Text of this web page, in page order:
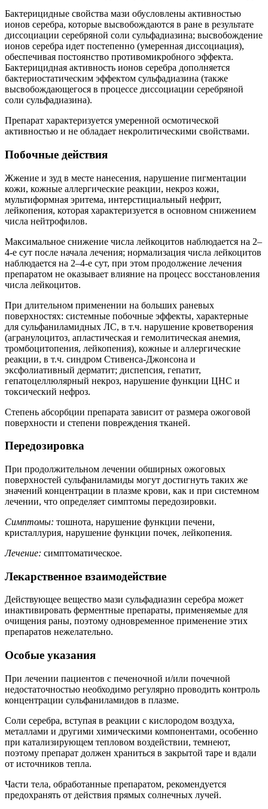
Бактерицидные свойства мази обусловлены активностью
ионов серебра, которые высвобождаются в ране в результате
диссоциации серебряной соли сульфадиазина; высвобождение
ионов серебра идет постепенно (умеренная диссоциация),
обеспечивая постоянство противомикробного эффекта.
Бактерицидная активность ионов серебра дополняется
бактериостатическим эффектом сульфадиазина (также
высвобождающегося в процессе диссоциации серебряной
соли сульфадиазина).
Препарат характеризуется умеренной осмотической
активностью и не обладает некролитическими свойствами.
Побочные действия
Жжение и зуд в месте нанесения, нарушение пигментации
кожи, кожные аллергические реакции, некроз кожи,
мультиформная эритема, интерстициальный нефрит,
лейкопения, которая характеризуется в основном снижением
числа нейтрофилов.
Максимальное снижение числа лейкоцитов наблюдается на 2–
4-е сут после начала лечения; нормализация числа лейкоцитов
наблюдается на 2–4-е сут, при этом продолжение лечения
препаратом не оказывает влияние на процесс восстановления
числа лейкоцитов.
При длительном применении на больших раневых
поверхностях: системные побочные эффекты, характерные
для сульфаниламидных ЛС, в т.ч. нарушение кроветворения
(агранулоцитоз, апластическая и гемолитическая анемия,
тромбоцитопения, лейкопения), кожные и аллергические
реакции, в т.ч. синдром Стивенса-Джонсона и
эксфолиативный дерматит; диспепсия, гепатит,
гепатоцеллюлярный некроз, нарушение функции ЦНС и
токсический нефроз.
Степень абсорбции препарата зависит от размера ожоговой
поверхности и степени повреждения тканей.
Передозировка
При продолжительном лечении обширных ожоговых
поверхностей сульфаниламиды могут достигнуть таких же
значений концентрации в плазме крови, как и при системном
лечении, что определяет симптомы передозировки.
Симптомы: тошнота, нарушение функции печени,
кристаллурия, нарушение функции почек, лейкопения.
Лечение: симптоматическое.
Лекарственное взаимодействие
Действующее вещество мази сульфадиазин серебра может
инактивировать ферментные препараты, применяемые для
очищения раны, поэтому одновременное применение этих
препаратов нежелательно.
Особые указания
При лечении пациентов с печеночной и/или почечной
недостаточностью необходимо регулярно проводить контроль
концентрации сульфаниламидов в плазме.
Соли серебра, вступая в реакции с кислородом воздуха,
металлами и другими химическими компонентами, особенно
при катализирующем тепловом воздействии, темнеют,
поэтому препарат должен храниться в закрытой таре и вдали
от источников тепла.
Части тела, обработанные препаратом, рекомендуется
предохранять от действия прямых солнечных лучей.